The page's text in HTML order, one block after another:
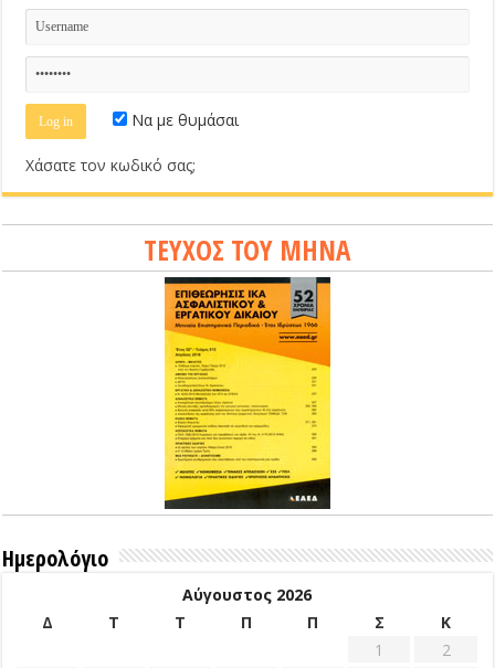
Να με θυμάσαι
Χάσατε τον κωδικό σας;
ΤΕΥΧΟΣ ΤΟΥ ΜΗΝΑ
Ημερολόγιο
Αύγουστος 2026
Δ
Τ Τ Π Π Σ
Κ
1
2